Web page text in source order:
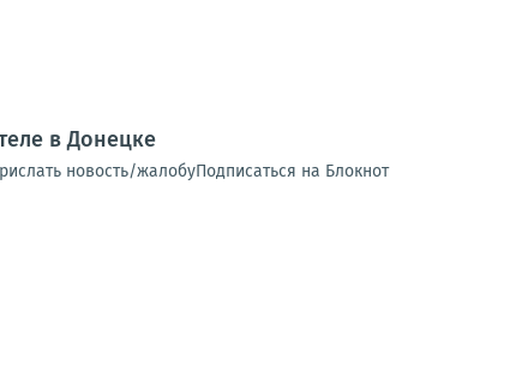
в Донецке
новость/жалобуПодписаться на Блокнот